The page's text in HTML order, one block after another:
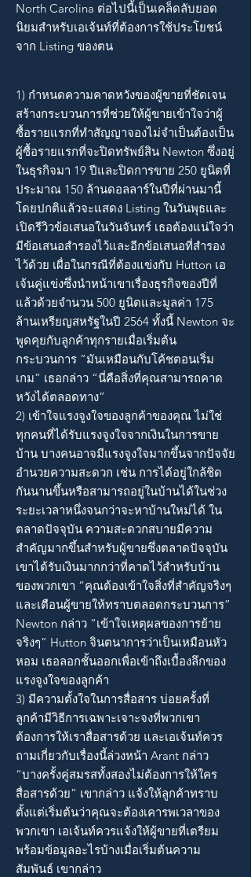
North Carolina ต่อไปนี้เป็นเคล็ดลับยอด
นิยมสำหรับเอเจ้นท์ที่ต้องการใช้ประโยชน์
จาก Listing ของตน
1) กำหนดความคาดหวังของผู้ขายที่ชัดเจน
สร้างกระบวนการที่ช่วยให้ผู้ขายเข้าใจว่าผู้
ซื้อรายแรกที่ทำสัญญาจองไม่จำเป็นต้องเป็น
ผู้ซื้อรายแรกที่จะปิดทรัพย์สิน Newton ซึ่งอยู่
ในธุรกิจมา 19 ปีและปิดการขาย 250 ยูนิตที่
ประมาณ 150 ล้านดอลลาร์ในปีที่ผ่านมานี้
โดยปกติแล้วจะแสดง Listing ในวันพุธและ
เปิดรีวิวข้อเสนอในวันจันทร์ เธอต้องแน่ใจว่า
มีข้อเสนอสำรองไว้และอีกข้อเสนอที่สำรอง
ไว้ด้วย เผื่อในกรณีที่ต้องแข่งกับ Hutton เอ
เจ้นคู่แข่งซึ่งนำหน้าเขาเรื่องธุรกิจของปีที่
แล้วด้วยจำนวน 500 ยูนิตและมูลค่า 175
ล้านเหรียญสหรัฐในปี 2564 ทั้งนี้ Newton จะ
พูดคุยกับลูกค้าทุกรายเมื่อเริ่มต้น
กระบวนการ “มันเหมือนกับโค้ชตอนเริ่ม
เกม” เธอกล่าว “นี่คือสิ่งที่คุณสามารถคาด
หวังได้ตลอดทาง”
2) เข้าใจแรงจูงใจของลูกค้าของคุณ ไม่ใช่
ทุกคนที่ได้รับแรงจูงใจจากเงินในการขาย
บ้าน บางคนอาจมีแรงจูงใจมากขึ้นจากปัจจัย
อำนวยความสะดวก เช่น การได้อยู่ใกล้ชิด
กันนานขึ้นหรือสามารถอยู่ในบ้านได้ในช่วง
ระยะเวลาหนึ่งจนกว่าจะหาบ้านใหม่ได้ ใน
ตลาดปัจจุบัน ความสะดวกสบายมีความ
สำคัญมากขึ้นสำหรับผู้ขายซึ่งตลาดปัจจุบัน
เขาได้รับเงินมากกว่าที่คาดไว้สำหรับบ้าน
ของพวกเขา “คุณต้องเข้าใจสิ่งที่สำคัญจริงๆ
และเตือนผู้ขายให้ทราบตลอดกระบวนการ”
Newton กล่าว “เข้าใจเหตุผลของการย้าย
จริงๆ” Hutton จินตนาการว่าเป็นเหมือนหัว
หอม เธอลอกชั้นออกเพื่อเข้าถึงเบื้องลึกของ
แรงจูงใจของลูกค้า
3) มีความตั้งใจในการสื่อสาร บ่อยครั้งที่
ลูกค้ามีวิธีการเฉพาะเจาะจงที่พวกเขา
ต้องการให้เราสื่อสารด้วย และเอเจ้นท์ควร
ถามเกี่ยวกับเรื่องนี้ล่วงหน้า Arant กล่าว
“บางครั้งคู่สมรสทั้งสองไม่ต้องการให้ใคร
สื่อสารด้วย” เขากล่าว แจ้งให้ลูกค้าทราบ
ตั้งแต่เริ่มต้นว่าคุณจะต้องเคารพเวลาของ
พวกเขา เอเจ้นท์ควรแจ้งให้ผู้ขายที่เตรียม
พร้อมข้อมูลอะไรบ้างเมื่อเริ่มต้นความ
สัมพันธ์ เขากล่าว